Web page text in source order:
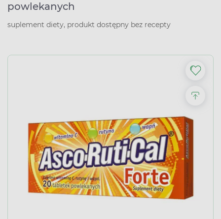
powlekanych
suplement diety, produkt dostępny bez recepty